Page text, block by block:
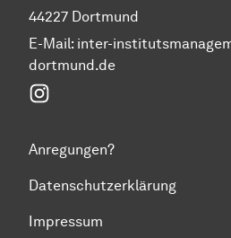
44227 Dortmund
E-Mail: inter-
dortmund.de
Anregungen?
Datenschutzerklärung
Impressum